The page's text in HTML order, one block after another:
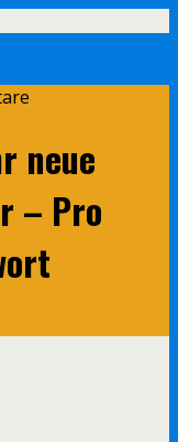
neue
– Pro